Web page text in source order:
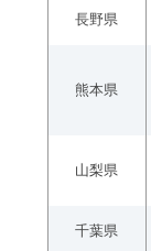
長野県
熊本県
山梨県
千葉県